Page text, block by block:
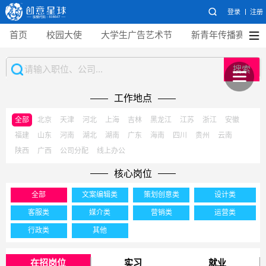
登录 注册
首页 校园大使 大学生广告艺术节 新青年传播赛
搜索
工作地点
全部 北京 天津 河北 上海 吉林 黑龙江 江苏 浙江
安徽
福建
山东 河南 湖北 湖南 广东 海南 四川 贵州
云南
陕西
广西 公司分配 线上办公
核心岗位
全部 文案编辑类 策划创意类 设计类
客服类 媒介类 营销类 运营类
行政类 其他
在招岗位 实习 就业